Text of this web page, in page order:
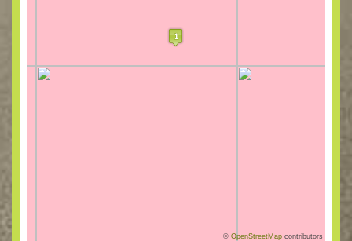
©OpenStreetMap contributors